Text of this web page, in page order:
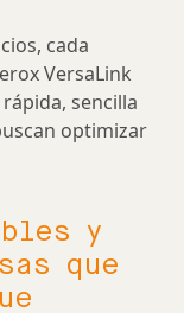
cada
VersaLink
sencilla
optimizar
y
que